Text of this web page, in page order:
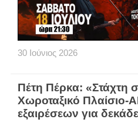
30 Ιούνιος 2026
Πέτη Πέρκα: «Στάχτη
Χωροταξικό
εξαιρέσεων για